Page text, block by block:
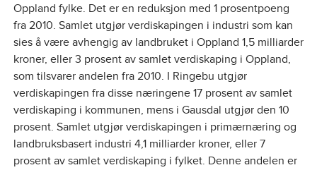
Oppland fylke. Det er en reduksjon med 1 prosentpoeng
fra 2010. Samlet utgjør verdiskapingen i industri som kan
sies å være avhengig av landbruket i Oppland 1,5 milliarder
kroner, eller 3 prosent av samlet verdiskaping i Oppland,
som tilsvarer andelen fra 2010. I Ringebu utgjør
verdiskapingen fra disse næringene 17 prosent av samlet
verdiskaping i kommunen, mens i Gausdal utgjør den 10
prosent. Samlet utgjør verdiskapingen i primærnæring og
landbruksbasert industri 4,1 milliarder kroner, eller 7
prosent av samlet verdiskaping i fylket. Denne andelen er